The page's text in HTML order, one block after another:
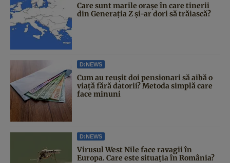
Care sunt marile orașe în care tinerii
din Generația Z și-ar dori să trăiască?
D:NEWS
Cum au reușit doi pensionari să aibă o
viață fără datorii? Metoda simplă care
face minuni
D:NEWS
Virusul West Nile face ravagii în
Europa. Care este situația în România?